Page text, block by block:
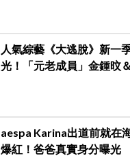
人氣綜藝《大逃脫》新一
光！「元老成員」金鍾旼
aespa Karina出道前就在
爆紅！爸爸真實身分曝